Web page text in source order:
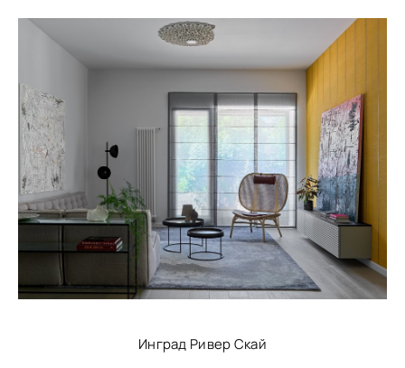
Инград Ривер Скай